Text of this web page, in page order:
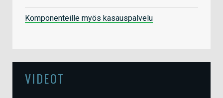
Komponenteille myös kasauspalvelu
VIDEOT